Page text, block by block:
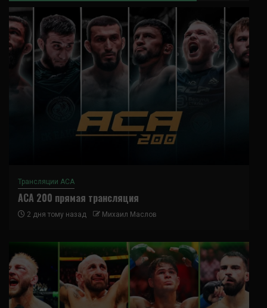
Трансляции ACA
ACA 200 прямая трансляция
2 дня тому назад Михаил Маслов